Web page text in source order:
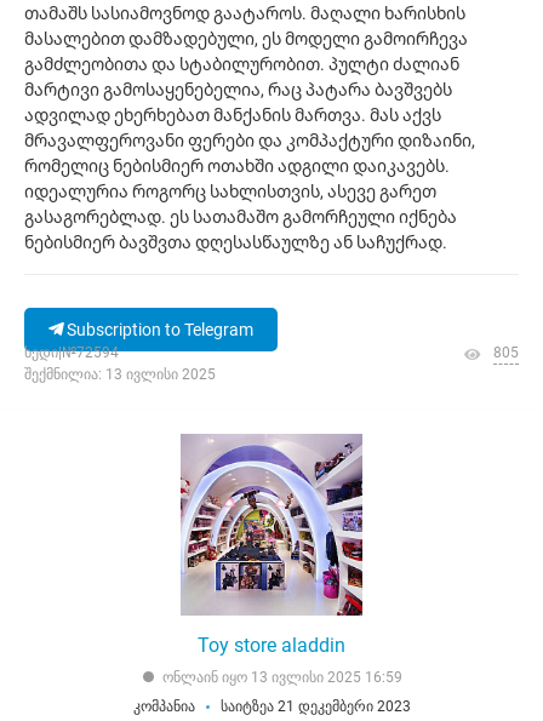
თამაშს სასიამოვნოდ გაატაროს. მაღალი ხარისხის
მასალებით დამზადებული, ეს მოდელი გამოირჩევა
გამძლეობითა და სტაბილურობით. პულტი ძალიან
მარტივი გამოსაყენებელია, რაც პატარა ბავშვებს
ადვილად ეხერხებათ მანქანის მართვა. მას აქვს
მრავალფეროვანი ფერები და კომპაქტური დიზაინი,
რომელიც ნებისმიერ ოთახში ადგილი დაიკავებს.
იდეალურია როგორც სახლისთვის, ასევე გარეთ
გასაგორებლად. ეს სათამაშო გამორჩეული იქნება
ნებისმიერ ბავშვთა დღესასწაულზე ან საჩუქრად.
Subscription to Telegram
ხედი|№72594
შექმნილია: 13 ივლისი 2025
805
Toy store aladdin
ონლაინ იყო 13 ივლისი 2025 16:59
კომპანია
საიტზეა 21 დეკემბერი 2023